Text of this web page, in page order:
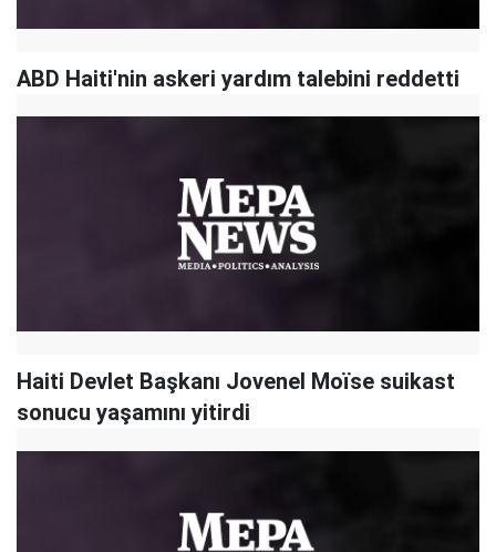
ABD Haiti'nin askeri yardım talebini reddetti
Haiti Devlet Başkanı Jovenel Moïse suikast
sonucu yaşamını yitirdi